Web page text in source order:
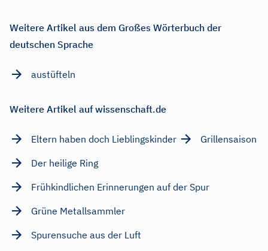
Weitere Artikel aus dem Großes Wörterbuch der
deutschen Sprache
austüfteln
Weitere Artikel auf wissenschaft.de
Eltern haben doch Lieblingskinder
Grillensaison
Der heilige Ring
Frühkindlichen Erinnerungen auf der Spur
Grüne Metallsammler
Spurensuche aus der Luft